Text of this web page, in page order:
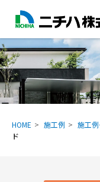
HOME 施工例 施工
ド